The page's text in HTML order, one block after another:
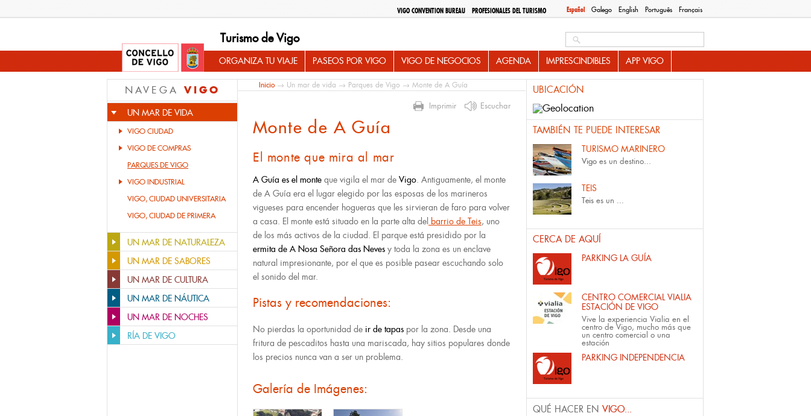
Español Galego English Português Français
VIGO CONVENTION BUREAU PROFESIONALES DEL TURISMO
Turismo de Vigo
ORGANIZA TU VIAJE PASEOS POR VIGO VIGO DE NEGOCIOS AGENDA IMPRESCINDIBLES APP VIGO
NAVEGA VIGO
UN MAR DE VIDA
VIGO CIUDAD
VIGO DE COMPRAS
PARQUES DE VIGO
VIGO INDUSTRIAL
VIGO, CIUDAD UNIVERSITARIA
VIGO, CIUDAD DE PRIMERA
UN MAR DE NATURALEZA
UN MAR DE SABORES
UN MAR DE CULTURA
UN MAR DE NÁUTICA
UN MAR DE NOCHES
RÍA DE VIGO
Inicio→ Un mar de vida → Parques de Vigo → Monte de A Guía
Imprimir Escuchar
Monte de A Guía
El monte que mira al mar
A Guía es el monte que vigila el mar de Vigo. Antiguamente, el monte
de A Guía era el lugar elegido por las esposas de los marineros
vigueses para encender hogueras que les sirvieran de faro para volver
a casa. El monte está situado en la parte alta del barrio de Teis, uno
de los más activos de la ciudad. El parque está presidido por la
ermita de A Nosa Señora das Neves y toda la zona es un enclave
natural impresionante, por el que es posible pasear escuchando solo
el sonido del mar.
Pistas y recomendaciones:
No pierdas la oportunidad de ir de tapas por la zona. Desde una
fritura de pescaditos hasta una mariscada, hay sitios populares donde
los precios nunca van a ser un problema.
Galería de Imágenes:
UBICACIÓN
TAMBIÉN TE PUEDE INTERESAR
TURISMO MARINERO
Vigo es un destino...
TEIS
Teis es un ...
CERCA DE AQUÍ
PARKING LA GUÍA
CENTRO COMERCIAL VIALIA
ESTACIÓN DE VIGO
Vive la experiencia Vialia en el
centro de Vigo, mucho más que
un centro comercial o una
estación
PARKING INDEPENDENCIA
QUÉ HACER EN VIGO...